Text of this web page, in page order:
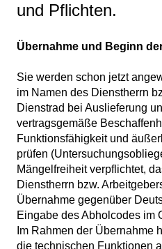
und Pflichten.
Übernahme und Beginn
Sie werden schon jetzt
im Namen des Dienstherrn
Dienstrad bei Auslieferung
vertragsgemäße
Funktionsfähigkeit und
prüfen
Mängelfreiheit verpflichtet,
Dienstherrn bzw.
Übernahme gegenüber
Eingabe des Abholcodes im
Im Rahmen der Übernahme
die technischen Funktionen